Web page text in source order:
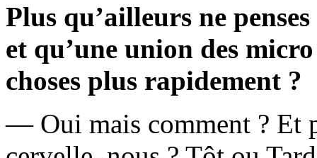
Plus qu’ailleurs ne
et qu’une union des
choses plus rapidement ?
— Oui mais comment ? Et